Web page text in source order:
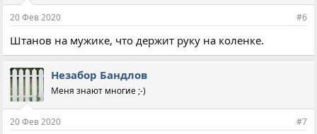
20 Фев 2020 #6
Штанов на мужике, что держит руку на коленке.
Незабор Бандлов
Меня знают многие ;-)
20 Фев 2020 #7